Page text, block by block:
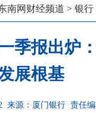
南网财经频道 > 银行
季报出炉
展根基
来源：厦门银行 责任